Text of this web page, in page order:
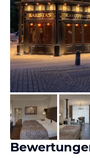
vom Hotelier, April